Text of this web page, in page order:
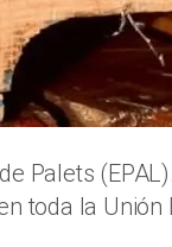
Palets
toda la Unión